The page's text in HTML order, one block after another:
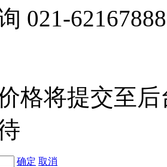
021-62167888
格将提交至
确定 取消